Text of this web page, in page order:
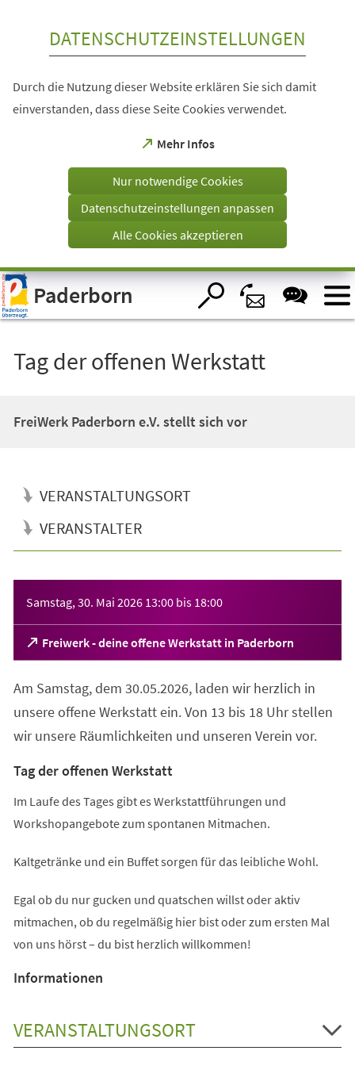
Visuelle
Assistenzsoftware
öffnen.
DATENSCHUTZEINSTELLUNGEN
Durch die Nutzung dieser Website erklären Sie sich damit
einverstanden, dass diese Seite Cookies verwendet.
Mehr Infos
(Öffnet
einem
Tab)
Nur notwendige Cookies
Datenschutzeinstellungen anpassen
Alle Cookies akzeptieren
Paderborn
Tag der offenen Werkstatt
FreiWerk Paderborn e.V. stellt sich vor
VERANSTALTUNGSORT
VERANSTALTER
Samstag, 30. Mai 2026 13:00 bis 18:00
Freiwerk - deine offene Werkstatt in Paderborn
(Öffnet
in
neuen
Am Samstag, dem 30.05.2026, laden wir herzlich in
unsere offene Werkstatt ein. Von 13 bis 18 Uhr stellen
wir unsere Räumlichkeiten und unseren Verein vor.
Tag der offenen Werkstatt
Im Laufe des Tages gibt es Werkstattführungen und
Workshopangebote zum spontanen Mitmachen.
Kaltgetränke und ein Buffet sorgen für das leibliche Wohl.
Egal ob du nur gucken und quatschen willst oder aktiv
mitmachen, ob du regelmäßig hier bist oder zum ersten Mal
von uns hörst – du bist herzlich willkommen!
Informationen
VERANSTALTUNGSORT